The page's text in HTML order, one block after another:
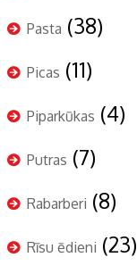
Pasta (38)
Picas (11)
Piparkūkas (4)
Putras (7)
Rabarberi (8)
Rīsu ēdieni (23)